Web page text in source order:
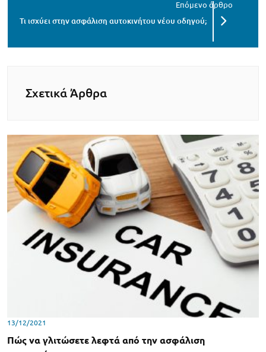
Τι ισχύει στην ασφάλιση αυτοκινήτου νέου οδηγού;
Σχετικά Άρθρα
13/12/2021
Πώς να γλιτώσετε λεφτά από την ασφάλιση